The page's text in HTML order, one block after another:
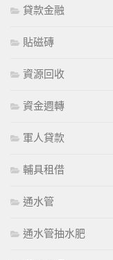
貸款金融
貼磁磚
資源回收
資金週轉
軍人貸款
輔具租借
通水管
通水管抽水肥